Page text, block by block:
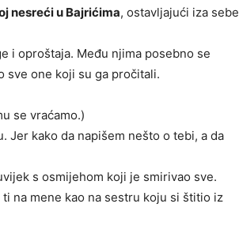
nesreći u Bajrićima, ostavljajući iza sebe
i oproštaja. Među njima posebno se
sve one koji su ga pročitali.
se vraćamo.)
Jer kako da napišem nešto o tebi, a da
s osmijehom koji je smirivao sve.
na mene kao na sestru koju si štitio iz